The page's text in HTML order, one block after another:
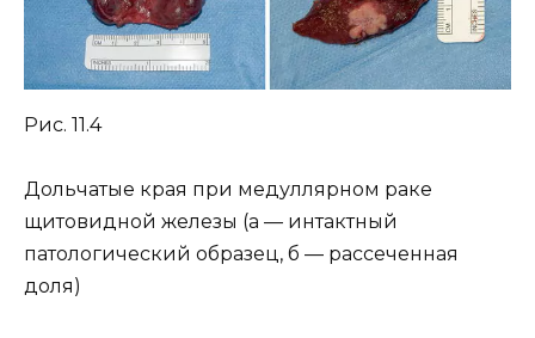
Рис. 11.4
Дольчатые края при медуллярном раке
щитовидной железы (а — интактный
патологический образец, б — рассеченная
доля)